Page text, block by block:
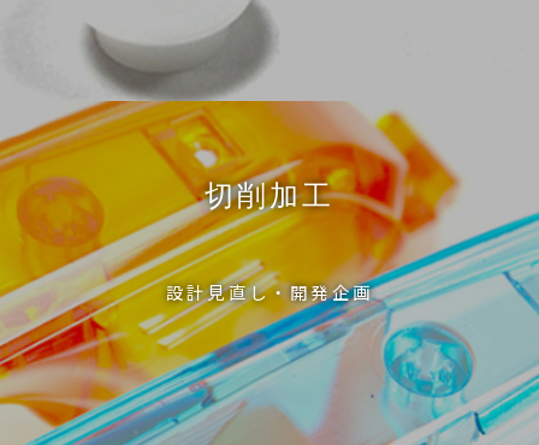
切削加工
設計見直し・開発企画